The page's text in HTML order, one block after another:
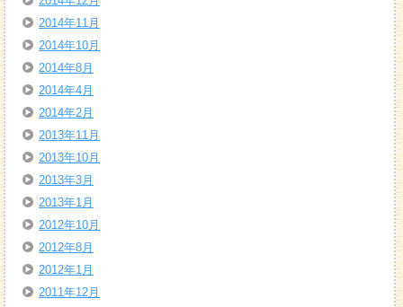
2014年11月
2014年10月
2014年8月
2014年4月
2014年2月
2013年11月
2013年10月
2013年3月
2013年1月
2012年10月
2012年8月
2012年1月
2011年12月